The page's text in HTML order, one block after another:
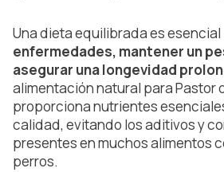
Una dieta equilibrada es esencial
enfermedades, mantener un
asegurar una longevidad
alimentación natural para Pastor
proporciona nutrientes
calidad, evitando los aditivos y
presentes en muchos alimentos
perros.